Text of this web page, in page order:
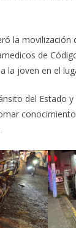
la movilización
de
la joven en el
del Estado